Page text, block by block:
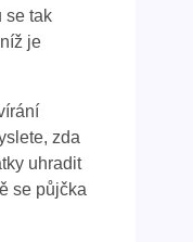
se tak
je
zda
uhradit
se půjčka